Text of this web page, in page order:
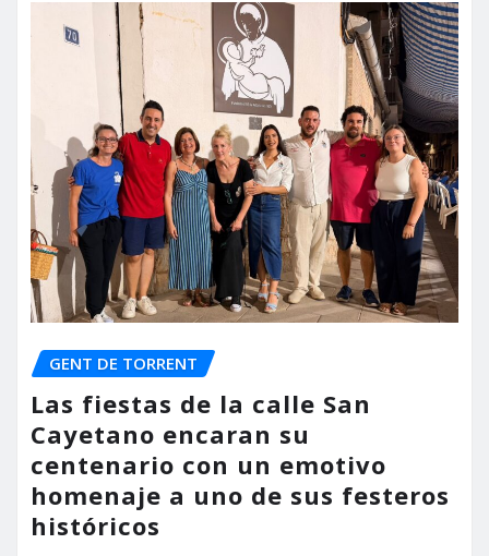
GENT DE TORRENT
Las fiestas de la calle San
Cayetano encaran su
centenario con un emotivo
homenaje a uno de sus festeros
históricos